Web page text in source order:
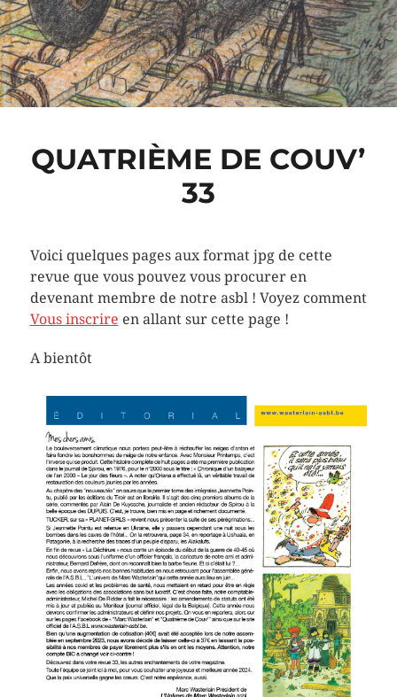
QUATRIÈME DE COUV’
33
Voici quelques pages aux format jpg de cette
revue que vous pouvez vous procurer en
devenant membre de notre asbl ! Voyez comment
Vous inscrire en allant sur cette page !
A bientôt